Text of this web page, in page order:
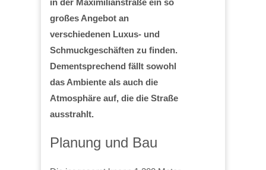
großes Angebot an
verschiedenen Luxus- und
Schmuckgeschäften zu finden.
Dementsprechend fällt sowohl
das Ambiente als auch die
Atmosphäre auf, die die Straße
ausstrahlt.
Planung und Bau